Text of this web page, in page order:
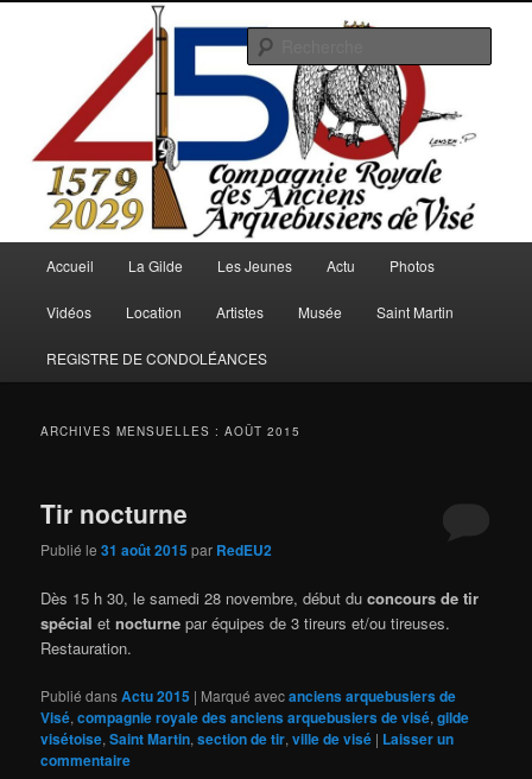
Arquebusiers.eu
Accueil La Gilde Les Jeunes Actu Photos
Vidéos Location Artistes Musée Saint Martin
REGISTRE DE CONDOLÉANCES
ARCHIVES MENSUELLES :AOÛT 2015
Tir nocturne
Publié le31 août 2015 par RedEU2
Dès 15 h 30, le samedi 28 novembre, début duconcours de tir
spécial etnocturne par équipes de 3 tireurs et/ou tireuses.
Restauration.
Publié dansActu 2015 | Marqué avecanciens arquebusiers de
Visé,compagnie royale des anciens arquebusiers de visé,gilde
visétoise,Saint Martin,section de tir,ville de visé | Laisser un
commentaire